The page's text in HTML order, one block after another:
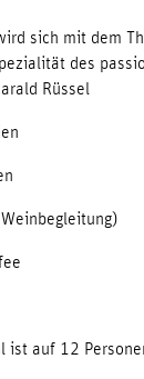
sich mit dem
des
Rüssel
ist auf 12